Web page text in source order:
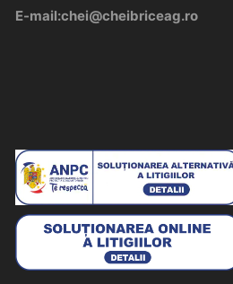
E-mail:chei@cheibriceag.ro